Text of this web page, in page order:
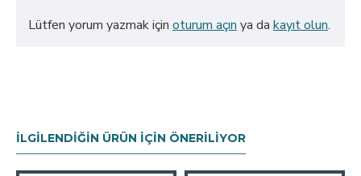
Lütfen yorum yazmak için oturum açın ya da kayıt olun.
İLGILENDIĞIN ÜRÜN İÇIN ÖNERILIYOR